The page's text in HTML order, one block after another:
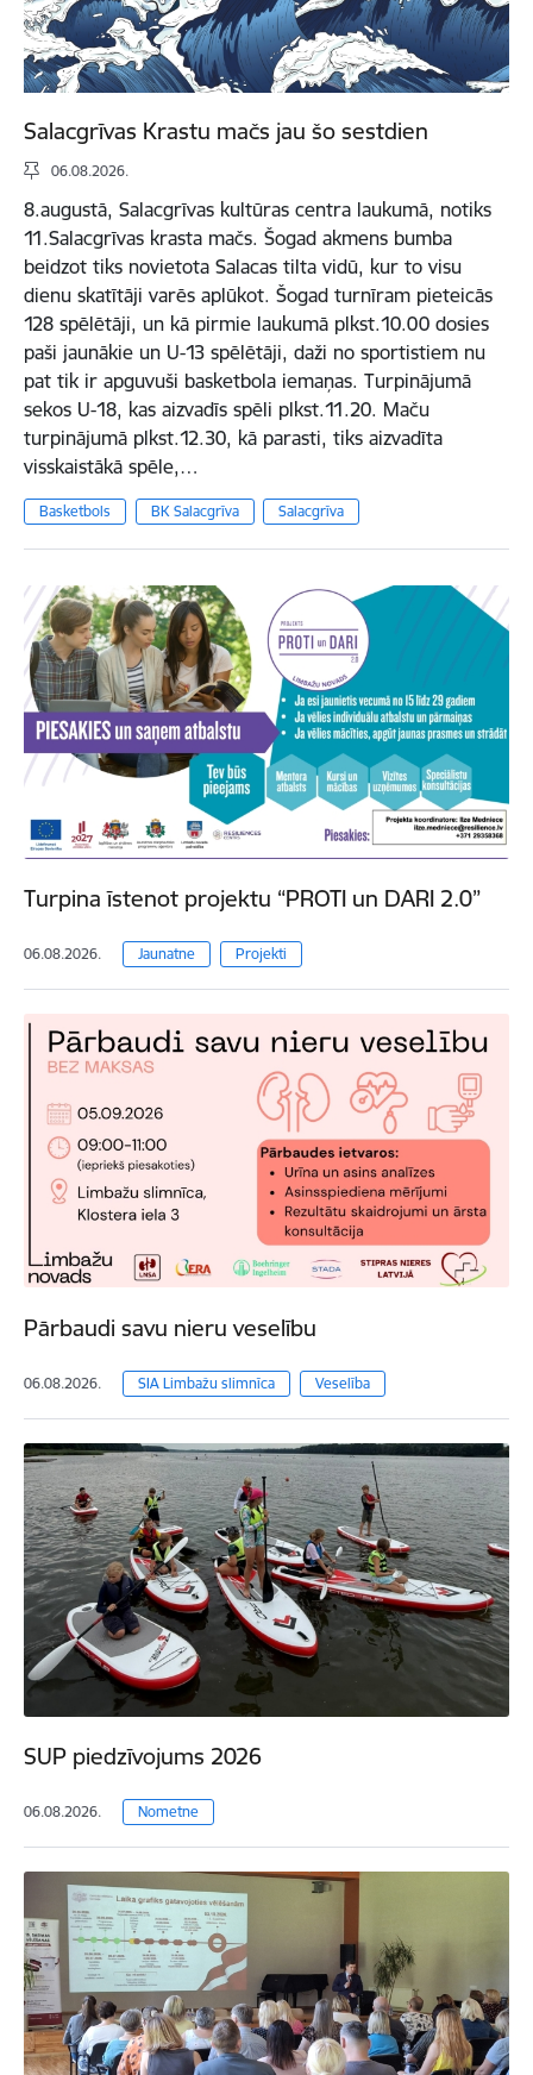
Salacgrīvas Krastu mačs jau šo sestdien
06.08.2026.
8.augustā, Salacgrīvas kultūras centra laukumā, notiks
11.Salacgrīvas krasta mačs. Šogad akmens bumba
beidzot tiks novietota Salacas tilta vidū, kur to visu
dienu skatītāji varēs aplūkot. Šogad turnīram pieteicās
128 spēlētāji, un kā pirmie laukumā plkst.10.00 dosies
paši jaunākie un U-13 spēlētāji, daži no sportistiem nu
pat tik ir apguvuši basketbola iemaņas. Turpinājumā
sekos U-18, kas aizvadīs spēli plkst.11.20. Maču
turpinājumā plkst.12.30, kā parasti, tiks aizvadīta
visskaistākā spēle,…
Basketbols BK Salacgrīva Salacgrīva
Turpina īstenot projektu “PROTI un DARI 2.0”
06.08.2026. Jaunatne Projekti
Pārbaudi savu nieru veselību
06.08.2026. SIA Limbažu slimnīca Veselība
SUP piedzīvojums 2026
06.08.2026. Nometne